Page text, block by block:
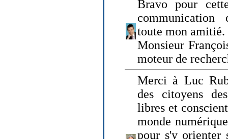
Bravo pour
communication
toute mon amitié.
Monsieur
moteur de
Merci à Luc
des citoyens
libres et
monde
pour s'y orienter